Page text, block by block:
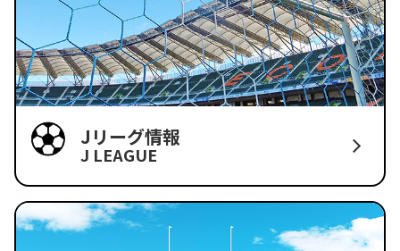
Jリーグ情報
J LEAGUE